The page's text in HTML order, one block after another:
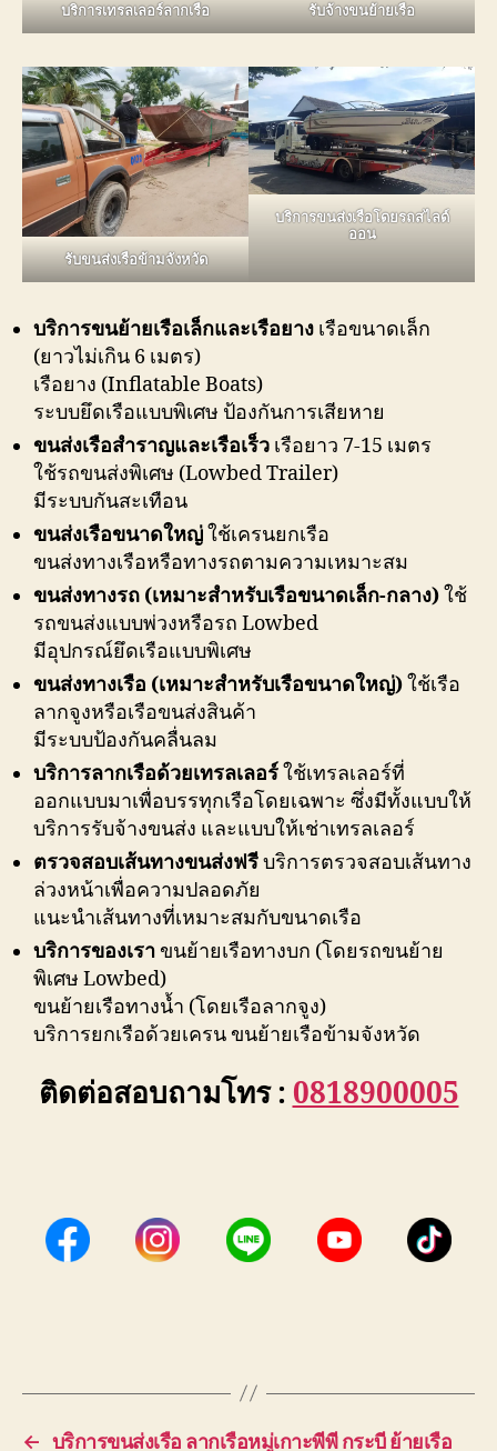
บริการเทรลเลอร์ลากเรือ รับจ้างขนย้ายเรือ
รับขนส่งเรือข้ามจังหวัด
บริการขนส่งเรือโดยรถสไลด์
ออน
บริการขนย้ายเรือเล็กและเรือยาง เรือขนาดเล็ก
(ยาวไม่เกิน 6 เมตร)
เรือยาง (Inflatable Boats)
ระบบยึดเรือแบบพิเศษ ป้องกันการเสียหาย
ขนส่งเรือสำราญและเรือเร็ว เรือยาว 7-15 เมตร
ใช้รถขนส่งพิเศษ (Lowbed Trailer)
มีระบบกันสะเทือน
ขนส่งเรือขนาดใหญ่ใช้เครนยกเรือ
ขนส่งทางเรือหรือทางรถตามความเหมาะสม
ขนส่งทางรถ (เหมาะสำหรับเรือขนาดเล็ก-กลาง)ใช้
รถขนส่งแบบพ่วงหรือรถ Lowbed
มีอุปกรณ์ยึดเรือแบบพิเศษ
ขนส่งทางเรือ (เหมาะสำหรับเรือขนาดใหญ่)ใช้เรือ
ลากจูงหรือเรือขนส่งสินค้า
มีระบบป้องกันคลื่นลม
บริการลากเรือด้วยเทรลเลอร์ใช้เทรลเลอร์ที่
ออกแบบมาเพื่อบรรทุกเรือโดยเฉพาะ ซึ่งมีทั้งแบบให้
บริการรับจ้างขนส่ง และแบบให้เช่าเทรลเลอร์
ตรวจสอบเส้นทางขนส่งฟรีบริการตรวจสอบเส้นทาง
ล่วงหน้าเพื่อความปลอดภัย
แนะนำเส้นทางที่เหมาะสมกับขนาดเรือ
บริการของเรา ขนย้ายเรือทางบก (โดยรถขนย้าย
พิเศษ Lowbed)
ขนย้ายเรือทางน้ำ (โดยเรือลากจูง)
บริการยกเรือด้วยเครน ขนย้ายเรือข้ามจังหวัด
ติดต่อสอบถามโทร : 0818900005
← บริการขนส่งเรือ ลากเรือหมู่เกาะพีพี กระบี ย้ายเรือ